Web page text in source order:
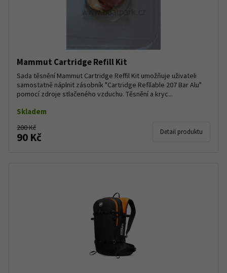
Mammut Cartridge Refill Kit
Sada těsnění Mammut Cartridge Reffil Kit umožňuje uživateli
samostatně náplnit zásobník "Cartridge Refllable 207 Bar Alu"
pomocí zdroje stlačeného vzduchu. Těsnění a kryc...
Skladem
200 Kč
90 Kč Detail produktu